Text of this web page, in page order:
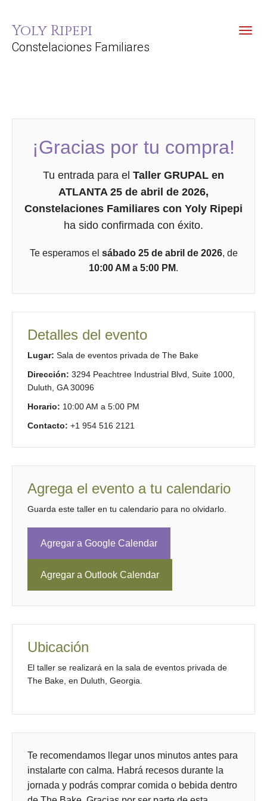
Yoly Ripepi
Constelaciones Familiares
¡Gracias por tu compra!
Tu entrada para el Taller GRUPAL en
ATLANTA 25 de abril de 2026,
Constelaciones Familiares con Yoly Ripepi
ha sido confirmada con éxito.
Te esperamos el sábado 25 de abril de 2026, de
10:00 AM a 5:00 PM.
Detalles del evento
Lugar: Sala de eventos privada de The Bake
Dirección: 3294 Peachtree Industrial Blvd, Suite 1000,
Duluth, GA 30096
Horario: 10:00 AM a 5:00 PM
Contacto: +1 954 516 2121
Agrega el evento a tu calendario
Guarda este taller en tu calendario para no olvidarlo.
Agregar a Google Calendar
Agregar a Outlook Calendar
Ubicación
El taller se realizará en la sala de eventos privada de
The Bake, en Duluth, Georgia.
Te recomendamos llegar unos minutos antes para
instalarte con calma. Habrá recesos durante la
jornada y podrás comprar comida o bebida dentro